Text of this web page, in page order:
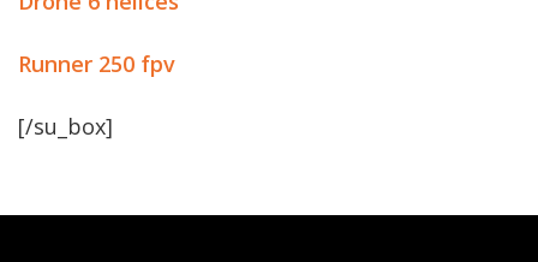
Runner 250 fpv
[/su_box]